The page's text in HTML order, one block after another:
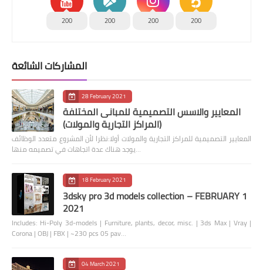
200 200 200 200
المشاركات الشائعة
28 February 2021
المعايير والاسس التصميمية للمبانى المختلفة
(المراكز التجارية والمولات)
المعايير التصميمية للمراكز التجارية والمولات أولا:نظرا لأن المشروع متعدد الوظائف
يوجد هناك عدة اتجاهات في تصميمه منها…
18 February 2021
3dsky pro 3d models collection – FEBRUARY 1
2021
Includes: Hi-Poly 3d-models | Furniture, plants, decor, misc. | 3ds Max | Vray |
Corona | OBJ | FBX | ~230 pcs 05 pav…
04 March 2021